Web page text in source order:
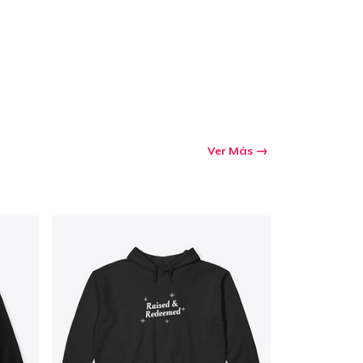
Ver Más